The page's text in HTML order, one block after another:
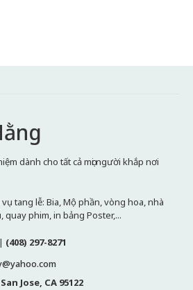
dành cho tất cả mọi người khắp nơi
tang lễ: Bia, Mộ phần, vòng hoa, nhà
phim, in bảng Poster,...
| (408) 297-8271
Jose, CA 95122